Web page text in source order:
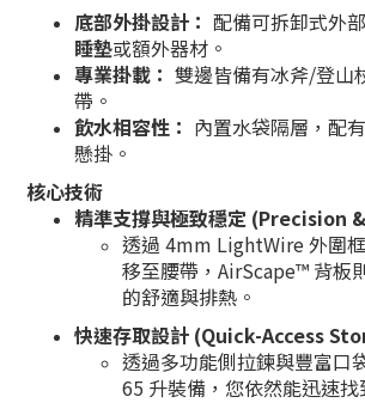
底部外掛設計： 配備可拆卸式外
睡墊或額外器材。
專業掛載： 雙邊皆備有冰斧/登山
帶。
飲水相容性： 內置水袋隔層，配
懸掛。
核心技術
精準支撐與極致穩定 (Precision
透過 4mm LightWire 外圍
移至腰帶，AirScape™ 背板
的舒適與排熱。
快速存取設計 (Quick-Access
透過多功能側拉鍊與豐富口
65 升裝備，您依然能迅速找